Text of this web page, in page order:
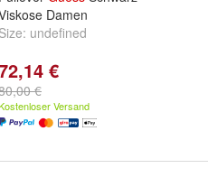
Damen
Size: undefined
€
€
Versand